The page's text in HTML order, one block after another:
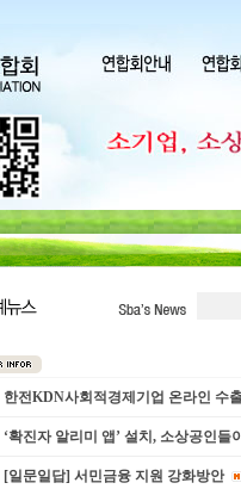
한전KDN사회적경제기업 온라인 수
‘확진자 알리미 앱’ 설치, 소상공인들
[일문일답] 서민금융 지원 강화방안